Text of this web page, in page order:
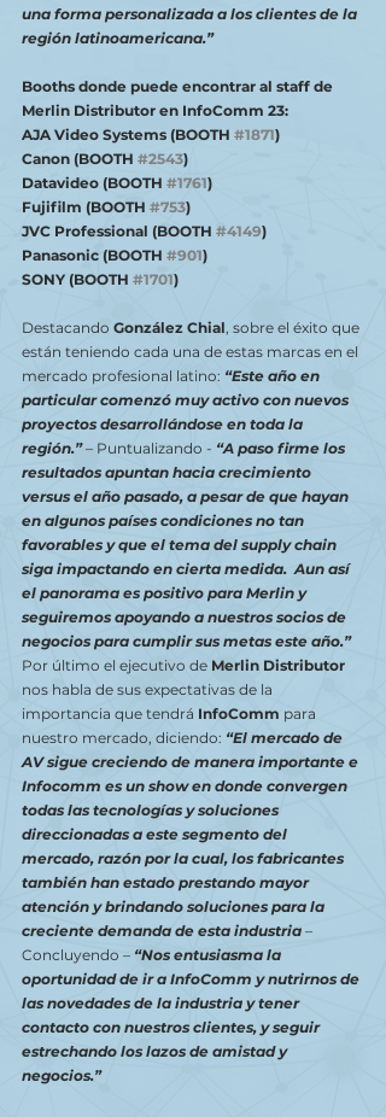
una forma personalizada a los clientes de la
región latinoamericana.”
Booths donde puede encontrar al staff de
Merlin Distributor en InfoComm 23:
AJA Video Systems (BOOTH #1871)
Canon (BOOTH #2543)
Datavideo (BOOTH #1761)
Fujifilm (BOOTH #753)
JVC Professional (BOOTH #4149)
Panasonic (BOOTH #901)
SONY (BOOTH #1701)
Destacando González Chial, sobre el éxito que
están teniendo cada una de estas marcas en el
mercado profesional latino: “Este año en
particular comenzó muy activo con nuevos
proyectos desarrollándose en toda la
región.” – Puntualizando - “A paso firme los
resultados apuntan hacia crecimiento
versus el año pasado, a pesar de que hayan
en algunos países condiciones no tan
favorables y que el tema del supply chain
siga impactando en cierta medida.  Aun así
el panorama es positivo para Merlin y
seguiremos apoyando a nuestros socios de
negocios para cumplir sus metas este año.”
Por último el ejecutivo de Merlin Distributor
nos habla de sus expectativas de la
importancia que tendrá InfoComm para
nuestro mercado, diciendo: “El mercado de
AV sigue creciendo de manera importante e
Infocomm es un show en donde convergen
todas las tecnologías y soluciones
direccionadas a este segmento del
mercado, razón por la cual, los fabricantes
también han estado prestando mayor
atención y brindando soluciones para la
creciente demanda de esta industria –
Concluyendo – “Nos entusiasma la
oportunidad de ir a InfoComm y nutrirnos de
las novedades de la industria y tener
contacto con nuestros clientes, y seguir
estrechando los lazos de amistad y
negocios.”